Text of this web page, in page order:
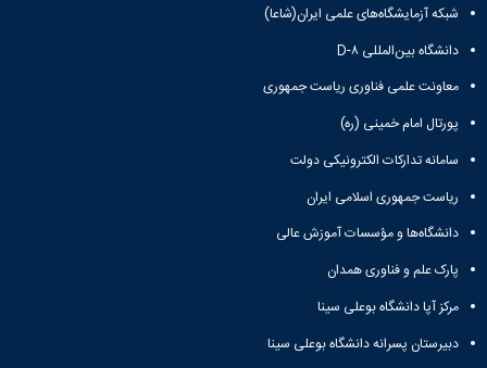
پژوهشی
فرم
های
پژوهشی
شبکه آزمایشگاه‌های علمی ایران(شاعا)
دانشگاه بین‌المللی D-۸
معاونت علمی فناوری ریاست جمهوری
پورتال امام خمینی (ره)
سامانه تدارکات الکترونیکی دولت
ریاست جمهوری اسلامی ایران
دانشگاه‌ها و مؤسسات آموزش عالی
پارک علم و فناوری همدان
مرکز آپا دانشگاه بوعلی سینا
دبیرستان پسرانه دانشگاه بوعلی سینا